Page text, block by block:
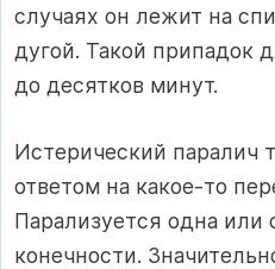
случаях он лежит на
дугой. Такой припадок
до десятков минут.
Истерический паралич
ответом на какое-то
Парализуется одна или
конечности.